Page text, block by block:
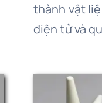
thành vật
điện tử và